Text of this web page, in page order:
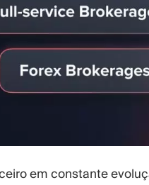
em constante